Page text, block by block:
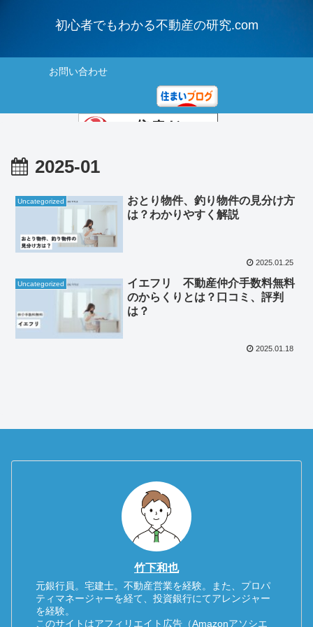
初心者でもわかる不動産の研究.com
お問い合わせ
2025-01
Uncategorized
おとり物件、釣り物件の見分け方
は？わかりやすく解説
2025.01.25
Uncategorized
イエフリ 不動産仲介手数料無料
のからくりとは？口コミ、評判
は？
2025.01.18
竹下和也
元銀行員。宅建士。不動産営業を経験。また、プロパ
ティマネージャーを経て、投資銀行にてアレンジャー
を経験。
このサイトはアフィリエイト広告（Amazonアソシエ